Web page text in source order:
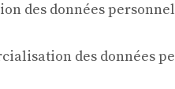
des données
des données